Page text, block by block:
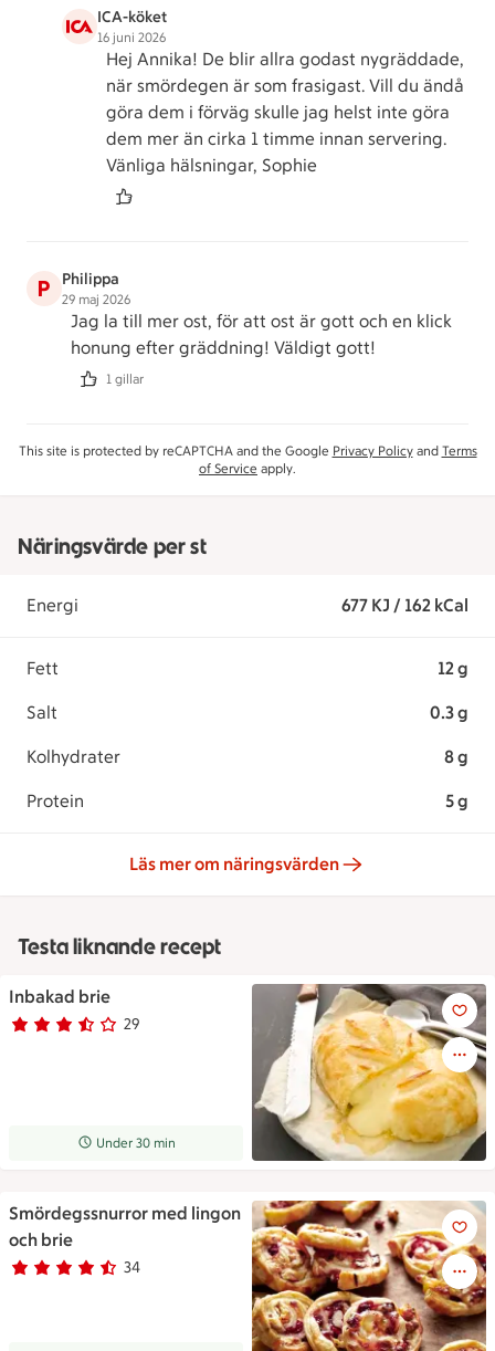
ICA-köket
16 juni 2026
Hej Annika! De blir allra godast nygräddade,
när smördegen är som frasigast. Vill du ändå
göra dem i förväg skulle jag helst inte göra
dem mer än cirka 1 timme innan servering.
Vänliga hälsningar, Sophie
P Philippa
29 maj 2026
Jag la till mer ost, för att ost är gott och en klick
honung efter gräddning! Väldigt gott!
1 gillar
This site is protected by reCAPTCHA and the Google Privacy Policyand Terms
of Service apply.
Näringsvärde per st
Energi 677 KJ / 162 kCal
Fett 12 g
Salt 0.3 g
Kolhydrater 8 g
Protein 5 g
Läs mer om näringsvärden
Testa liknande recept
Inbakad brie
Betyg 3.3 av 5. 29
29 personer har röstat
Receptet tar Under 30 min att tillaga
Under 30 min
Inbakad brie
Smördegssnurror med lingon
och brie
Betyg 4.1 av 5. 34
34 personer har röstat
Smördegssnurror med lingon